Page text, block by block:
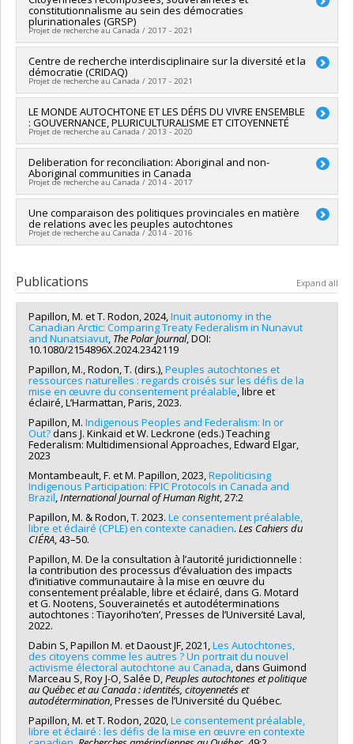
Grant programs:PVXXXXXX-Subvention Savoir
Co-researchers :Martin Papillon
Funding sources:CRSH/Conseil de recherches en sciences
humaines du Canada
Grant programs:PV128152-Subvention de partenariat
constitutionnalisme au sein des démocraties
plurinationales (GRSP)
Projet de recherche au Canada / 2017 - 2021
Lead researcher :Alain Gagnon
Co-researchers :Martin Papillon
Funding sources:
Grant programs:PVXXXXXX-(SE) Programme Soutien aux
équipes de recherche - Stade de développement :
Renouvellement
Centre de recherche interdisciplinaire sur la diversité et la
démocratie (CRIDAQ)
Projet de recherche au Canada / 2017 - 2021
Lead researcher :Alain Gagnon
Co-researchers : Martin Papillon
Funding sources:
Grant programs:PV129894-(RG) Programme Regroupements
stratégiques
LE MONDE AUTOCHTONE ET LES DÉFIS DU VIVRE ENSEMBLE
: GOUVERNANCE, PLURICULTURALISME ET CITOYENNETÉ
Projet de recherche au Canada / 2013 - 2020
Lead researcher :Carole Lévesque
Co-researchers :Jean Leclair,Thora Martina Herrmann
Patricia Martin
humaines du Canada
Grant programs:
Deliberation for reconciliation: Aboriginal and non-
Aboriginal communities in Canada
Projet de recherche au Canada / 2014 - 2017
Lead researcher : Françoise Montambeault
Co-researchers :Magdalena Dembinska,Martin Papillon
Funding sources:
Savoir
Une comparaison des politiques provinciales en matière
de relations avec les peuples autochtones
Projet de recherche au Canada / 2014 - 2016
Funding sources:
CRSH/Conseil de recherches en sciences
humaines du Canada
Grant programs:PV153480-Subventions de développement
Savoir
Publications Expand all
Papillon, M. et T. Rodon, 2024,Inuit autonomy in the
Canadian Arctic: Comparing Treaty Federalism in Nunavut
and Nunatsiavut, The Polar Journal, DOI:
10.1080/2154896X.2024.2342119
Papillon, M., Rodon, T. (dirs.),Peuples autochtones et
ressources naturelles : regards croisés sur les défis de la
mise en œuvre du consentement préalable, libre et
éclairé, L’Harmattan, Paris, 2023.
Papillon, M. Indigenous Peoples and Federalism: In or
Out?dans J. Kinkaid et W. Leckrone (eds.) Teaching
Federalism: Multidimensional Approaches, Edward Elgar,
2023
Montambeault, F. et M. Papillon, 2023,Repoliticising
Indigenous Participation: FPIC Protocols in Canada and
Brazil,International Journal of Human Right, 27:2
Papillon, M. & Rodon, T. 2023. Le consentement préalable,
libre et éclairé (CPLE) en contexte canadien. Les Cahiers du
CIÉRA, 43–50.
Papillon, M. De la consultation à l’autorité juridictionnelle :
la contribution des processus d’évaluation des impacts
d’initiative communautaire à la mise en œuvre du
consentement préalable, libre et éclairé, dans G. Motard
et G. Nootens, Souverainetés et autodéterminations
autochtones : Tïayoriho’ten’, Presses de l’Université Laval,
2022.
Dabin S, Papillon M. et Daoust JF, 2021,Les Autochtones,
des citoyens comme les autres ? Un portrait du nouvel
activisme électoral autochtone au Canada, dans Guimond
Marceau S, Roy J-O, Salée D,Peuples autochtones et politique
au Québec et au Canada : identités, citoyennetés et
autodétermination, Presses de l’Université du Québec.
Papillon, M. et T. Rodon, 2020,Le consentement préalable,
libre et éclairé : les défis de la mise en œuvre en contexte